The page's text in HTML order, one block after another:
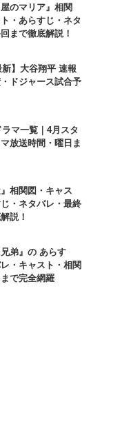
屋のマリア』相関
・あらすじ・ネタ
まで徹底解説！
新】大谷翔平 速報
・ドジャース試合予
マ一覧｜4月スタ
放送時間・曜日ま
』相関図・キャス
じ・ネタバレ・最終
説！
兄弟』の あらす
・キャスト・相関
で完全網羅